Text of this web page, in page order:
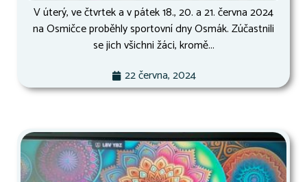
V úterý, ve čtvrtek a v pátek 18., 20. a 21. června 2024
na Osmičce proběhly sportovní dny Osmák. Zúčastnili
se jich všichni žáci, kromě...
22 června, 2024